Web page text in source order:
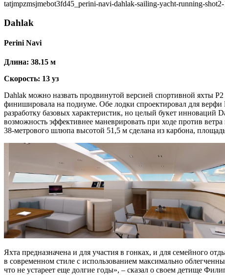
tatjmpzmsjmebot3fd45_perini-navi-dahlak-sailing-yacht-running-
Dahlak
Perini Navi
Длина: 38.15 м
Скорость: 13 уз
Dahlak можно назвать продвинутой версией спортивной яхты
финишировала на подиуме. Обе лодки спроектировал для
разработку базовых характеристик, но целый букет инноваций
возможность эффективнее маневрировать при ходе против
38-метрового шлюпа высотой 51,5 м сделана из карбона,
Яхта предназначена и для участия в гонках, и для семейного
в современном стиле с использованием максимально
что не устареет еще долгие годы», – сказал о своем детище